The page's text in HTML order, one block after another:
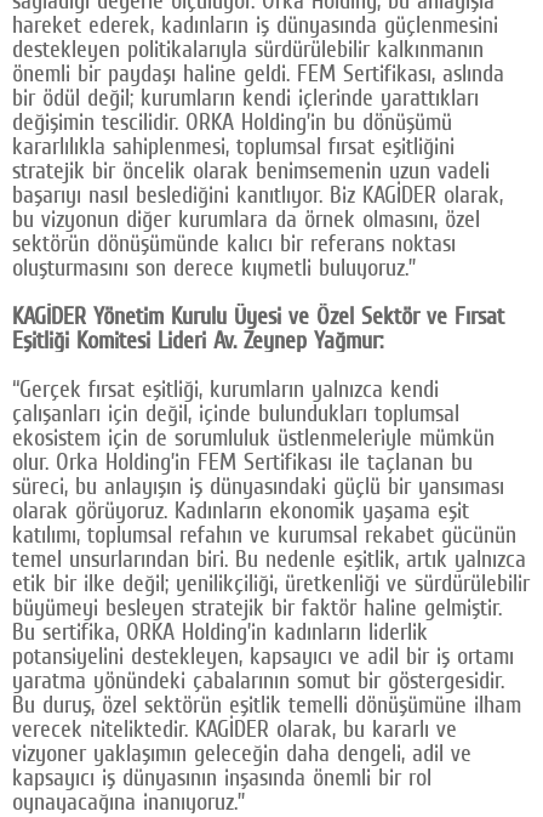
hareket ederek, kadınların iş dünyasında güçlenmesini
destekleyen politikalarıyla sürdürülebilir kalkınmanın
önemli bir paydaşı haline geldi. FEM Sertifikası, aslında
bir ödül değil; kurumların kendi içlerinde yarattıkları
değişimin tescilidir. ORKA Holding’in bu dönüşümü
kararlılıkla sahiplenmesi, toplumsal fırsat eşitliğini
stratejik bir öncelik olarak benimsemenin uzun vadeli
başarıyı nasıl beslediğini kanıtlıyor. Biz KAGİDER olarak,
bu vizyonun diğer kurumlara da örnek olmasını, özel
sektörün dönüşümünde kalıcı bir referans noktası
oluşturmasını son derece kıymetli buluyoruz.”
KAGİDER Yönetim Kurulu Üyesi ve Özel Sektör ve Fırsat
Eşitliği Komitesi Lideri Av. Zeynep Yağmur:
“Gerçek fırsat eşitliği, kurumların yalnızca kendi
çalışanları için değil, içinde bulundukları toplumsal
ekosistem için de sorumluluk üstlenmeleriyle mümkün
olur. Orka Holding’in FEM Sertifikası ile taçlanan bu
süreci, bu anlayışın iş dünyasındaki güçlü bir yansıması
olarak görüyoruz. Kadınların ekonomik yaşama eşit
katılımı, toplumsal refahın ve kurumsal rekabet gücünün
temel unsurlarından biri. Bu nedenle eşitlik, artık yalnızca
etik bir ilke değil; yenilikçiliği, üretkenliği ve sürdürülebilir
büyümeyi besleyen stratejik bir faktör haline gelmiştir.
Bu sertifika, ORKA Holding’in kadınların liderlik
potansiyelini destekleyen, kapsayıcı ve adil bir iş ortamı
yaratma yönündeki çabalarının somut bir göstergesidir.
Bu duruş, özel sektörün eşitlik temelli dönüşümüne ilham
verecek niteliktedir. KAGİDER olarak, bu kararlı ve
vizyoner yaklaşımın geleceğin daha dengeli, adil ve
kapsayıcı iş dünyasının inşasında önemli bir rol
oynayacağına inanıyoruz.”